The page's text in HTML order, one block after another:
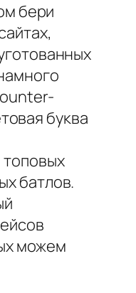
бери
буква
батлов.
можем